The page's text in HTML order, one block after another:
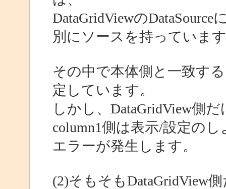
DataGridViewの
別にソースを持っていま
その中で本体側と一致す
定しています。
しかし、DataGridView側
column1側は表示/設定の
エラーが発生します。
(2)そもそもDataGridView